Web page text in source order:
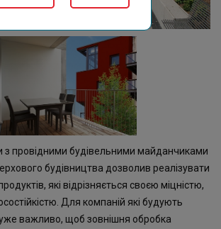
з провідними будівельними майданчиками
будівництва дозволив реалізувати
які відрізняється своєю міцністю,
Для компаній які будують
важливо, щоб зовнішня обробка